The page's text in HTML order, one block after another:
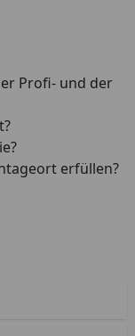
Profi- und der
erfüllen?